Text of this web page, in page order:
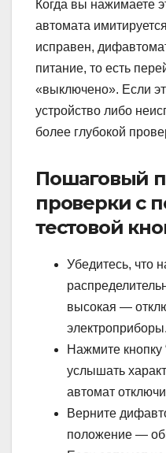
Когда вы нажимаете
автомата
исправен,
питание, то есть
«выключено». Если
устройство либо
более глубокой
Пошаговый
проверки с
тестовой
Убедитесь, что
высокая —
электроприборы.
Нажмите
услышать
автомат
Верните
положение —